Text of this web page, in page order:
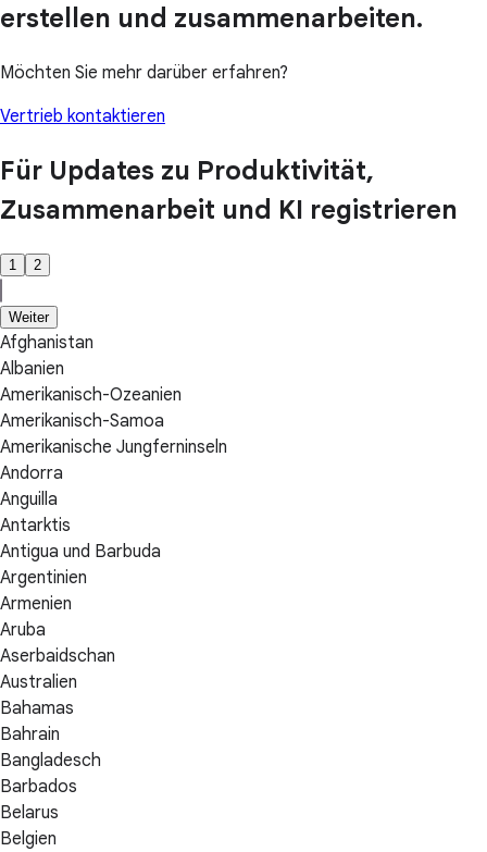
erstellen und zusammenarbeiten.
Möchten Sie mehr darüber erfahren?
Vertrieb kontaktieren
Für Updates zu Produktivität,
Zusammenarbeit und KI registrieren
1 2
Weiter
Afghanistan
Albanien
Amerikanisch-Ozeanien
Amerikanisch-Samoa
Amerikanische Jungferninseln
Andorra
Anguilla
Antarktis
Antigua und Barbuda
Argentinien
Armenien
Aruba
Aserbaidschan
Australien
Bahamas
Bahrain
Bangladesch
Barbados
Belarus
Belgien